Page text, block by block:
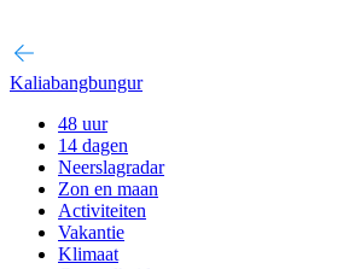
Kaliabangbungur
48 uur
14 dagen
Neerslagradar
Zon en maan
Activiteiten
Vakantie
Klimaat